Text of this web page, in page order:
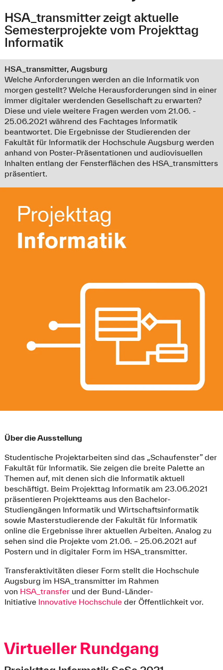
HSA_transmitter zeigt aktuelle
Semesterprojekte vom Projekttag
Informatik
HSA_transmitter, Augsburg
Welche Anforderungen werden an die Informatik von
morgen gestellt? Welche Herausforderungen sind in einer
immer digitaler werdenden Gesellschaft zu erwarten?
Diese und viele weitere Fragen werden vom 21.06. -
25.06.2021 während des Fachtages Informatik
beantwortet. Die Ergebnisse der Studierenden der
Fakultät für Informatik der Hochschule Augsburg werden
anhand von Poster-Präsentationen und audiovisuellen
Inhalten entlang der Fensterflächen des HSA_transmitters
präsentiert.
Über die Ausstellung
Studentische Projektarbeiten sind das „Schaufenster” der
Fakultät für Informatik. Sie zeigen die breite Palette an
Themen auf, mit denen sich die Informatik aktuell
beschäftigt. Beim Projekttag Informatik am 23.06.2021
präsentieren Projektteams aus den Bachelor-
Studiengängen Informatik und Wirtschaftsinformatik
sowie Masterstudierende der Fakultät für Informatik
online die Ergebnisse ihrer aktuellen Arbeiten. Analog zu
sehen sind die Projekte vom 21.06. – 25.06.2021 auf
Postern und in digitaler Form im HSA_transmitter.
Transferaktivitäten dieser Form stellt die Hochschule
Augsburg im HSA_transmitter im Rahmen
von HSA_transferund der Bund-Länder-
Initiative Innovative Hochschuleder Öffentlichkeit vor.
Virtueller Rundgang